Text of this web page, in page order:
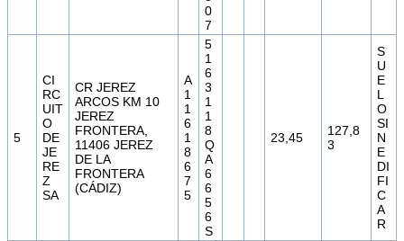
0
7
5
CI
RC
UIT
O
DE
JE
RE
Z
SA
CR JEREZ
ARCOS KM 10
JEREZ
FRONTERA,
11406 JEREZ
DE LA
FRONTERA
(CÁDIZ)
A
1
1
6
1
8
6
7
5
5
1
6
3
1
1
8
Q
A
6
6
5
6
S
23,45
127,8
3
S
U
E
L
O
SI
N
E
DI
FI
C
A
R